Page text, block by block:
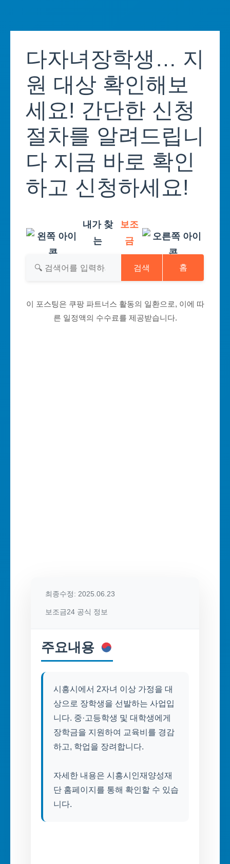
다자녀장학생… 지
원 대상 확인해보
세요! 간단한 신청
절차를 알려드립니
다 지금 바로 확인
하고 신청하세요!
내가 찾
는
보조
금
검색 홈
이 포스팅은 쿠팡 파트너스 활동의 일환으로, 이에 따
른 일정액의 수수료를 제공받습니다.
최종수정: 2025.06.23
보조금24 공식 정보
주요내용
시흥시에서 2자녀 이상 가정을 대
상으로 장학생을 선발하는 사업입
니다. 중·고등학생 및 대학생에게
장학금을 지원하여 교육비를 경감
하고, 학업을 장려합니다.
자세한 내용은 시흥시인재양성재
단 홈페이지를 통해 확인할 수 있습
니다.